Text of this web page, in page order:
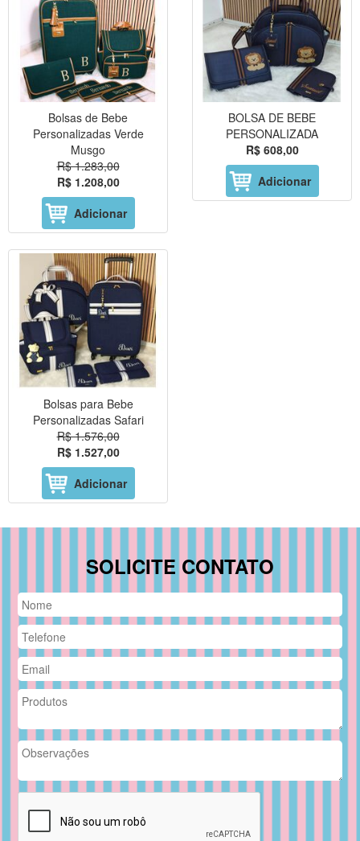
Bolsas de Bebe
Personalizadas Verde
Musgo
R$ 1.283,00
R$ 1.208,00
Adicionar
BOLSA DE BEBE
PERSONALIZADA
R$ 608,00
Adicionar
Bolsas para Bebe
Personalizadas Safari
R$ 1.576,00
R$ 1.527,00
Adicionar
SOLICITE CONTATO